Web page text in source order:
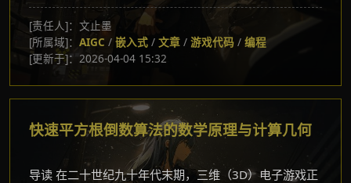
[责任人]：文止墨
[所属域]： AIGC / 嵌入式 / 文章 / 游戏代码 / 编程
[更新于]：2026-04-04 15:32
快速平方根倒数算法的数学原理与计算几何
导读 在二十世纪九十年代末期，三维（3D）电子游戏正